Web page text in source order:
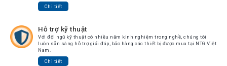
Hàng
Online
Giới
Chi tiết
Hỗ trợ kỹ thuật
Với đội ngũ kỹ thuật có nhiều năm kinh nghiệm trong nghề, chúng tôi
luôn sẵn sàng hỗ trợ giải đáp, bảo hàng các thiết bị được mua tại NTG Việt
Nam.
Chi tiết